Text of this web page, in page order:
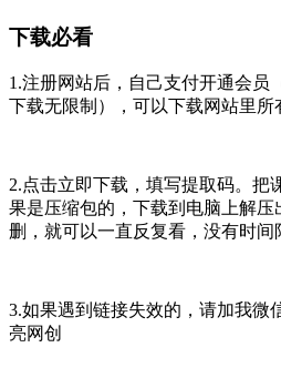
下载必看
1.注册网站后，自己支付开通会员
下载无限制），可以下载网站里所
2.点击立即下载，填写提取码。把
果是压缩包的，下载到电脑上解
删，就可以一直反复看，没有时间
3.如果遇到链接失效的，请加我微
亮网创